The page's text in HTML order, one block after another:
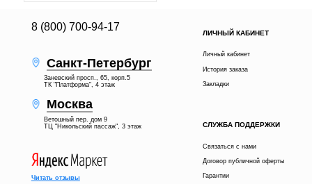
8 (800) 700-94-17
Санкт-Петербург
Заневский просп., 65, корп.5
ТК "Платформа", 4 этаж
Москва
Ветошный пер. дом 9
ТЦ "Никольский пассаж", 3 этаж
ЛИЧНЫЙ КАБИНЕТ
Личный кабинет
История заказа
Закладки
СЛУЖБА ПОДДЕРЖКИ
Связаться с нами
Договор публичной оферты
Гарантии
Читать отзывы